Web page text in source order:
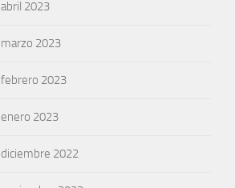
abril 2023
marzo 2023
febrero 2023
enero 2023
diciembre 2022